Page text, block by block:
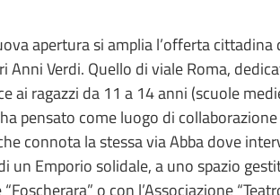
apertura si amplia l’offerta
Anni Verdi. Quello di viale Roma,
ai ragazzi da 11 a 14 anni (scuole
pensato come luogo di
connota la stessa via Abba dove
un Emporio solidale, a uno spazio
o con l’Associazione